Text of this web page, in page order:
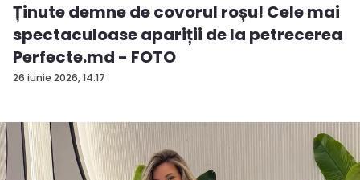
26 iunie 2026, 14:17
Ținute demne de covorul roșu! Cele mai
spectaculoase apariții de la petrecerea
Perfecte.md - FOTO